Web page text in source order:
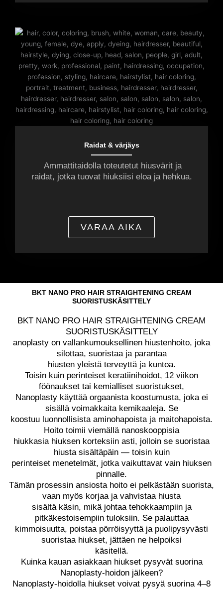
Raidat & värjäys
Ammattitaidolla toteutetut hiusvärit ja
raidat, jotka tuovat hiuksiisi eloa ja hehkua.
VARAA AIKA
BKT NANO PRO HAIR STRAIGHTENING CREAM
SUORISTUSKÄSITTELY
BKT NANO PRO HAIR STRAIGHTENING CREAM
SUORISTUSKÄSITTELY
anoplasty on vallankumouksellinen hiustenhoito, joka
silottaa, suoristaa ja parantaa
hiusten yleistä terveyttä ja kuntoa.
Toisin kuin perinteiset keratiinihoidot, 12 viikon
föönaukset tai kemialliset suoristukset,
Nanoplasty käyttää orgaanista koostumusta, joka ei
sisällä voimakkaita kemikaaleja. Se
koostuu luonnollisista aminohapoista ja maitohapoista.
Hoito toimii viemällä nanoskooppisia
hiukkasia hiuksen korteksiin asti, jolloin se suoristaa
hiusta sisältäpäin — toisin kuin
perinteiset menetelmät, jotka vaikuttavat vain hiuksen
pinnalle.
Tämän prosessin ansiosta hoito ei pelkästään suorista,
vaan myös korjaa ja vahvistaa hiusta
sisältä käsin, mikä johtaa tehokkaampiin ja
pitkäkestoisempiin tuloksiin. Se palauttaa
kimmoisuutta, poistaa pörröisyyttä ja puolipysyvästi
suoristaa hiukset, jättäen ne helpoiksi
käsitellä.
Kuinka kauan asiakkaan hiukset pysyvät suorina
Nanoplasty-hoidon jälkeen?
Nanoplasty-hoidolla hiukset voivat pysyä suorina 4–8